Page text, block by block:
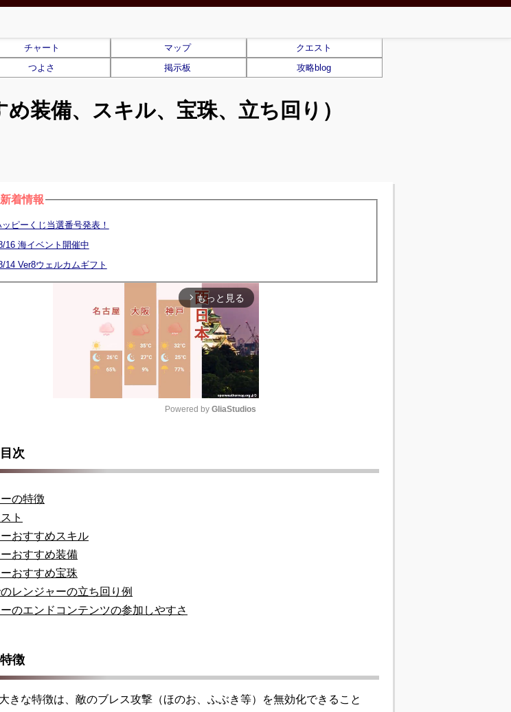
チャート マップ
クエスト
つよさ 掲示板 攻略blog
装備、スキル、宝珠、立ち回り）
着情報
ピーくじ当選番号発表！
16 海イベント開催中
14 Ver8ウェルカムギフト
arrow_forward_ios もっと見る
Powered by GliaStudios
次
の特徴
ト
おすすめスキル
おすすめ装備
おすすめ宝珠
レンジャーの立ち回り例
のエンドコンテンツの参加しやすさ
徴
きな特徴は、敵のブレス攻撃（ほのお、ふぶき等）を無効化できること